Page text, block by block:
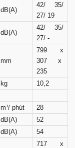
dB(A)
42/ 35/
27/ 19
dB(A)
42/ 35/
27/ -
mm
799 x
307 x
235
kg
10,2
m³/ phút 28
dB(A)
52
dB(A) 54
717 x